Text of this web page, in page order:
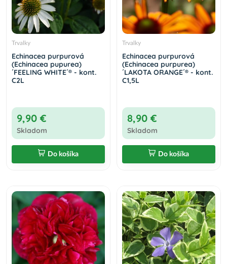
Trvalky
Echinacea purpurová
(Echinacea pupurea)
´FEELING WHITE´® - kont.
C2L
9,90 €
Skladom
Do košíka
Trvalky
Echinacea purpurová
(Echinacea purpurea)
´LAKOTA ORANGE´® - kont.
C1,5L
8,90 €
Skladom
Do košíka